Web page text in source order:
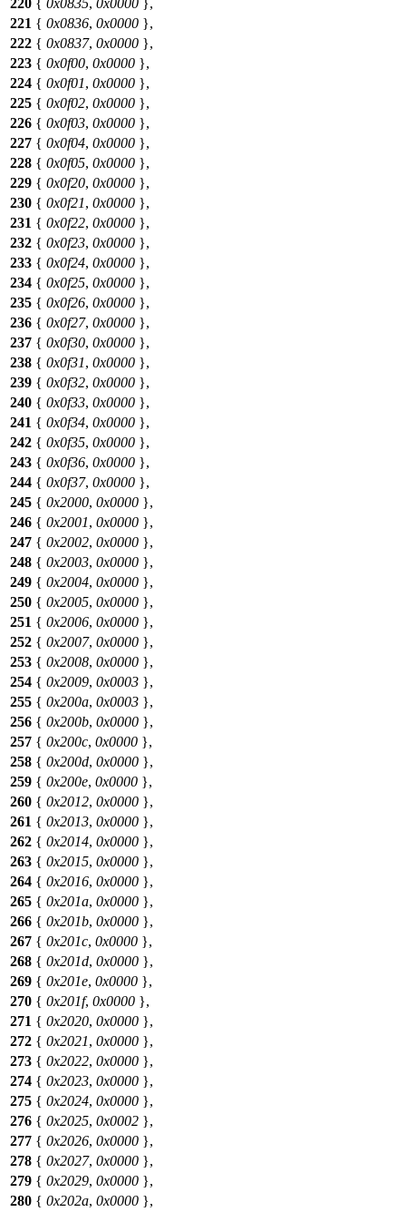
220 { 0x0835, 0x0000 },
221 { 0x0836, 0x0000 },
222 { 0x0837, 0x0000 },
223 { 0x0f00, 0x0000 },
224 { 0x0f01, 0x0000 },
225 { 0x0f02, 0x0000 },
226 { 0x0f03, 0x0000 },
227 { 0x0f04, 0x0000 },
228 { 0x0f05, 0x0000 },
229 { 0x0f20, 0x0000 },
230 { 0x0f21, 0x0000 },
231 { 0x0f22, 0x0000 },
232 { 0x0f23, 0x0000 },
233 { 0x0f24, 0x0000 },
234 { 0x0f25, 0x0000 },
235 { 0x0f26, 0x0000 },
236 { 0x0f27, 0x0000 },
237 { 0x0f30, 0x0000 },
238 { 0x0f31, 0x0000 },
239 { 0x0f32, 0x0000 },
240 { 0x0f33, 0x0000 },
241 { 0x0f34, 0x0000 },
242 { 0x0f35, 0x0000 },
243 { 0x0f36, 0x0000 },
244 { 0x0f37, 0x0000 },
245 { 0x2000, 0x0000 },
246 { 0x2001, 0x0000 },
247 { 0x2002, 0x0000 },
248 { 0x2003, 0x0000 },
249 { 0x2004, 0x0000 },
250 { 0x2005, 0x0000 },
251 { 0x2006, 0x0000 },
252 { 0x2007, 0x0000 },
253 { 0x2008, 0x0000 },
254 { 0x2009, 0x0003 },
255 { 0x200a, 0x0003 },
256 { 0x200b, 0x0000 },
257 { 0x200c, 0x0000 },
258 { 0x200d, 0x0000 },
259 { 0x200e, 0x0000 },
260 { 0x2012, 0x0000 },
261 { 0x2013, 0x0000 },
262 { 0x2014, 0x0000 },
263 { 0x2015, 0x0000 },
264 { 0x2016, 0x0000 },
265 { 0x201a, 0x0000 },
266 { 0x201b, 0x0000 },
267 { 0x201c, 0x0000 },
268 { 0x201d, 0x0000 },
269 { 0x201e, 0x0000 },
270 { 0x201f, 0x0000 },
271 { 0x2020, 0x0000 },
272 { 0x2021, 0x0000 },
273 { 0x2022, 0x0000 },
274 { 0x2023, 0x0000 },
275 { 0x2024, 0x0000 },
276 { 0x2025, 0x0002 },
277 { 0x2026, 0x0000 },
278 { 0x2027, 0x0000 },
279 { 0x2029, 0x0000 },
280 { 0x202a, 0x0000 },